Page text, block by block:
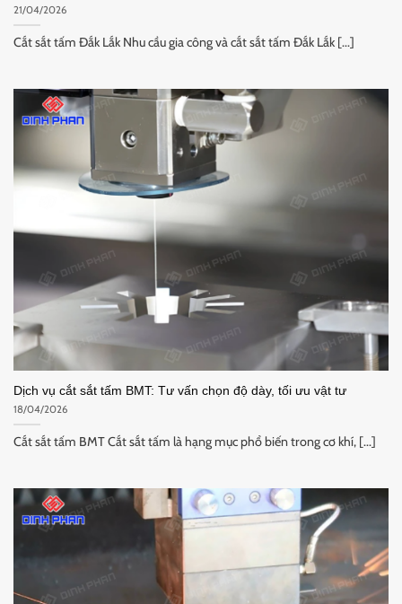
21/04/2026
Cắt sắt tấm Đắk Lắk Nhu cầu gia công và cắt sắt tấm Đắk Lắk [...]
Dịch vụ cắt sắt tấm BMT: Tư vấn chọn độ dày, tối ưu vật tư
18/04/2026
Cắt sắt tấm BMT Cắt sắt tấm là hạng mục phổ biến trong cơ khí, [...]